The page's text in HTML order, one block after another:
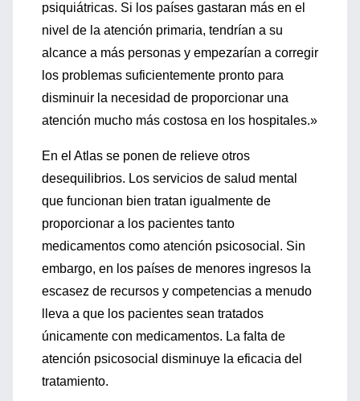
psiquiátricas. Si los países gastaran más en el
nivel de la atención primaria, tendrían a su
alcance a más personas y empezarían a corregir
los problemas suficientemente pronto para
disminuir la necesidad de proporcionar una
atención mucho más costosa en los hospitales.»
En el Atlas se ponen de relieve otros
desequilibrios. Los servicios de salud mental
que funcionan bien tratan igualmente de
proporcionar a los pacientes tanto
medicamentos como atención psicosocial. Sin
embargo, en los países de menores ingresos la
escasez de recursos y competencias a menudo
lleva a que los pacientes sean tratados
únicamente con medicamentos. La falta de
atención psicosocial disminuye la eficacia del
tratamiento.